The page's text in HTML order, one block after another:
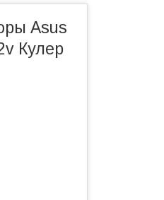
Asus
Кулер